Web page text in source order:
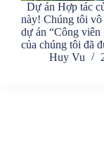
Dự án Hợp tác
này! Chúng tôi
dự án “Công
của chúng tôi đã
Huy Vu